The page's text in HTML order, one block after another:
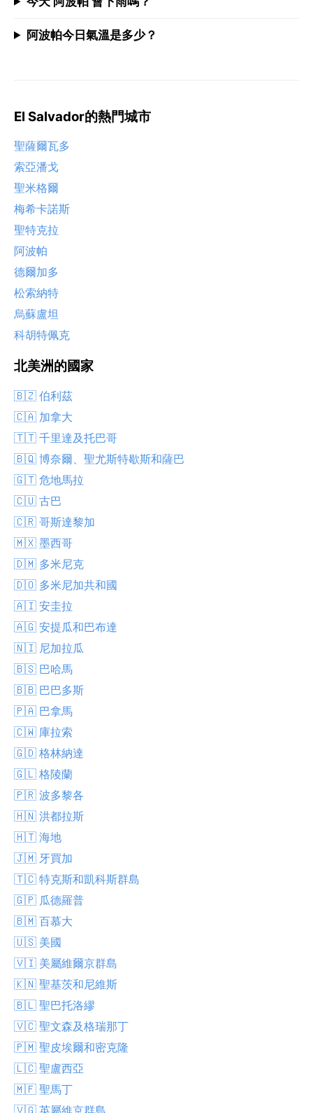
阿波帕今日氣溫是多少？
El Salvador的熱門城市
聖薩爾瓦多
索亞潘戈
聖米格爾
梅希卡諾斯
聖特克拉
阿波帕
德爾加多
松索納特
烏蘇盧坦
科胡特佩克
北美洲的國家
🇧🇿 伯利茲
🇨🇦 加拿大
🇹🇹 千里達及托巴哥
🇧🇶 博奈爾、聖尤斯特歇斯和薩巴
🇬🇹 危地馬拉
🇨🇺 古巴
🇨🇷 哥斯達黎加
🇲🇽 墨西哥
🇩🇲 多米尼克
🇩🇴 多米尼加共和國
🇦🇮 安圭拉
🇦🇬 安提瓜和巴布達
🇳🇮 尼加拉瓜
🇧🇸 巴哈馬
🇧🇧 巴巴多斯
🇵🇦 巴拿馬
🇨🇼 庫拉索
🇬🇩 格林納達
🇬🇱 格陵蘭
🇵🇷 波多黎各
🇭🇳 洪都拉斯
🇭🇹 海地
🇯🇲 牙買加
🇹🇨 特克斯和凱科斯群島
🇬🇵 瓜德羅普
🇧🇲 百慕大
🇺🇸 美國
🇻🇮 美屬維爾京群島
🇰🇳 聖基茨和尼維斯
🇧🇱 聖巴托洛繆
🇻🇨 聖文森及格瑞那丁
🇵🇲 聖皮埃爾和密克隆
🇱🇨 聖盧西亞
🇲🇫 聖馬丁
🇻🇬 英屬維京群島